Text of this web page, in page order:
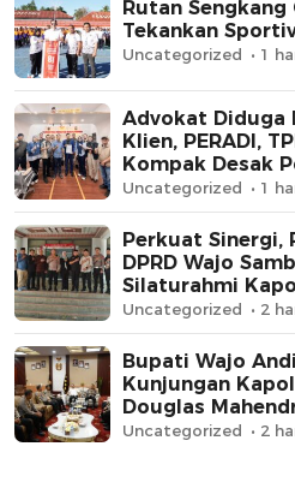
Rutan
Tekankan
Uncategorized 1
Advokat Diduga
Klien, PERADI,
Kompak Desak
Dugaan
Uncategorized 1
Perkuat Sinergi,
DPRD Wajo
Silaturahmi
Uncategorized 2
Bupati Wajo
Kunjungan
Douglas
Memperkuat
Uncategorized 2